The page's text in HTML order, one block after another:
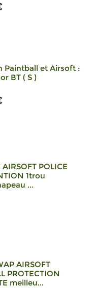
Paintball et Airsoft :
BT ( S )
POLICE
1trou
...
AIRSOFT
PROTECTION
meilleu...